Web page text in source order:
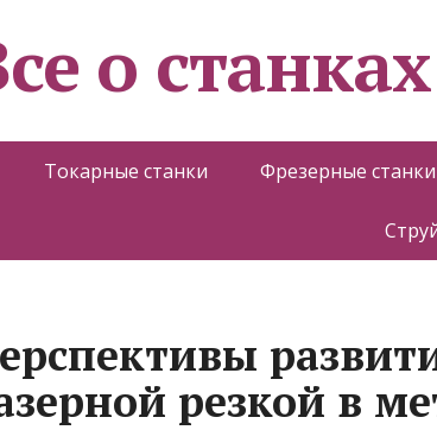
о станках
Токарные станки Фрезерные станки
резкой в